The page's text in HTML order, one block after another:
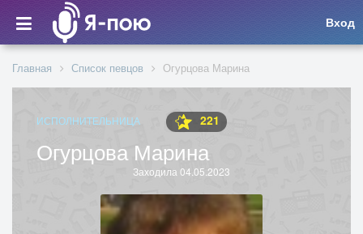
Вход
Главная Список певцов Огурцова Марина
ИСПОЛНИТЕЛЬНИЦА 221
Огурцова Марина
Заходила 04.05.2023